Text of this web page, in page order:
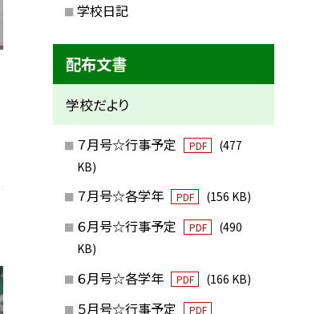
学校日記
配布文書
学校だより
７月号☆行事予定 PDF
(477
KB)
７月号☆各学年 PDF (156 KB)
６月号☆行事予定 PDF
(490
KB)
６月号☆各学年 PDF (166 KB)
５月号☆行事予定 PDF